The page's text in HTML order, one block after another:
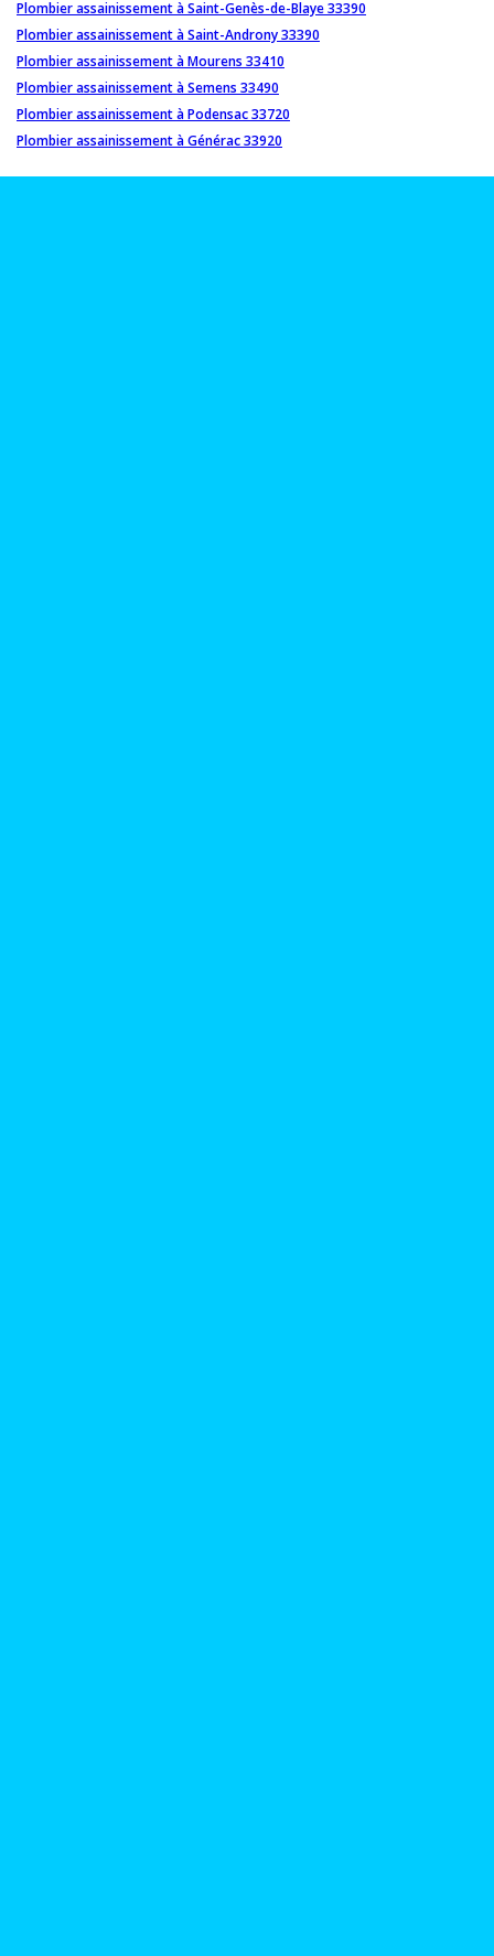
Plombier assainissement à Saint-Genès-de-Blaye 33390
Plombier assainissement à Saint-Androny 33390
Plombier assainissement à Mourens 33410
Plombier assainissement à Semens 33490
Plombier assainissement à Podensac 33720
Plombier assainissement à Générac 33920